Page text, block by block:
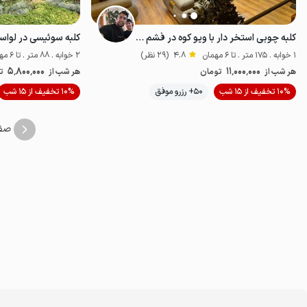
کلبه چوبی استخر دار با ویو کوه در فشم - امامه
1 خوابه . 175 متر . تا 6 مهمان 4.8 (29 نظر)
هر شب از 11٬000٬000 تومان
10% تخفیف از 15 شب
50+ رزرو موفق خوش منظره
کلبه سوئیسی در
2 خوابه . 88 متر . تا 6 مهمان
هر شب از 5٬800٬000
10% تخفیف از 15 شب